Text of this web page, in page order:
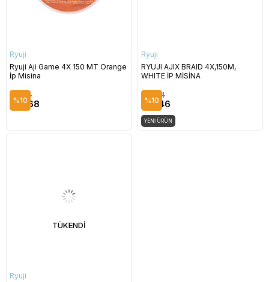
Ryuji
Ryuji Aji Game 4X 150 MT Orange
İp Misina
$10.68
$11.86
%10
Ryuji
RYUJI AJIX BRAID 4X,150M,
WHITE İP MİSİNA
$12.46
$13.84
%10
YENI ÜRÜN
TÜKENDI
Ryuji